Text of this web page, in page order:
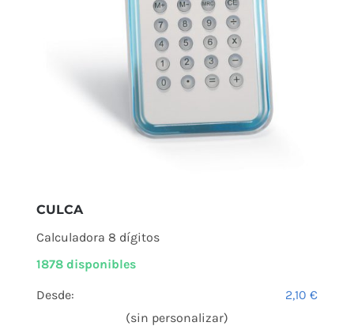
CULCA
Calculadora 8 dígitos
1878 disponibles
Desde: 2,10€
(sin personalizar)